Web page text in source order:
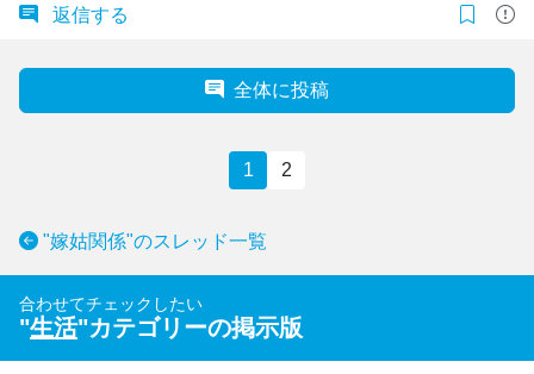
返信する
全体に投稿
1 2
"嫁姑関係"のスレッド一覧
合わせてチェックしたい
"生活"カテゴリーの掲示版